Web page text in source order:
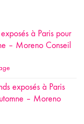
à Paris pour
– Moreno Conseil
exposés à Paris
– Moreno